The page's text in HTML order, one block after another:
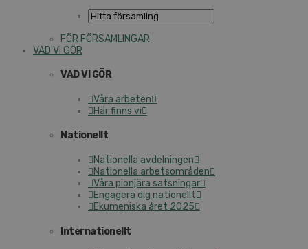
FÖR FÖRSAMLINGAR
VAD VI GÖR
VAD VI GÖR
Våra arbeten
Här finns vi
Nationellt
Nationella avdelningen
Nationella arbetsområden
Våra pionjära satsningar
Engagera dig nationellt
Ekumeniska året 2025
Internationellt